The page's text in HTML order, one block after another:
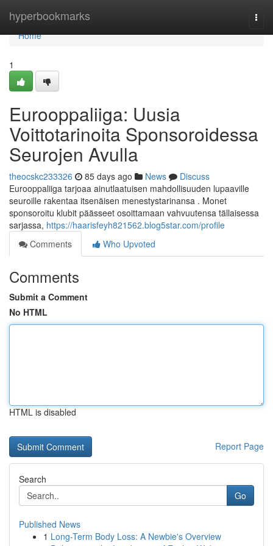
hyperbookmarks
Home
Home
1
Eurooppaliiga: Uusia
Voittotarinoita Sponsoroidessa
Seurojen Avulla
theocskc233326 85 days ago News
Discuss
Eurooppaliiga tarjoaa ainutlaatuisen mahdollisuuden lupaaville
seuroille rakentaa itsenäisen menestystarinansa . Monet
sponsoroitu klubit päässeet osoittamaan vahvuutensa tällaisessa
sarjassa, https://haarisfeyh821562.blog5star.com/profile
Comments
Who Upvoted
Comments
Submit a Comment
No HTML
HTML is disabled
Report Page
Search
Go
Published News
1 Long-Term Body Loss: A Newbie's Overview